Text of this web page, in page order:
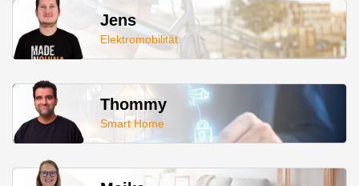
Jens
Elektromobilität
Thommy
Smart Home